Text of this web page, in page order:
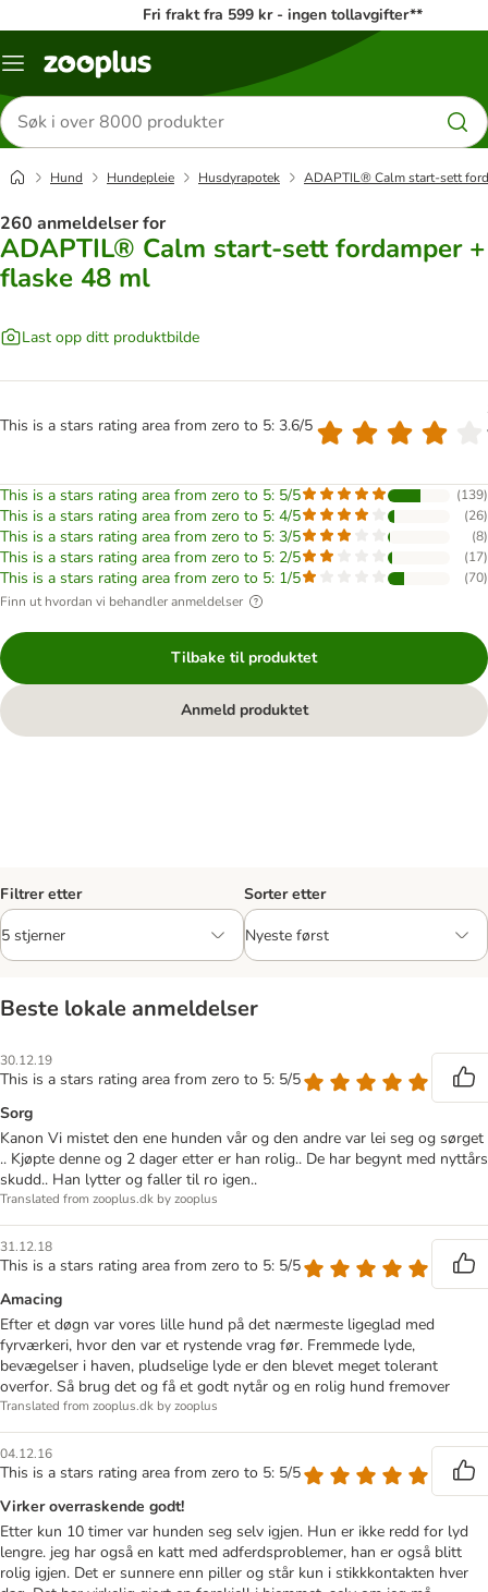
Fri frakt fra 599 kr - ingen tollavgifter**
Katalogmeny
Søk
etter
produkter
Hund Hundepleie Husdyrapotek ADAPTIL® Calm start-sett
260 anmeldelser for
ADAPTIL® Calm start-sett fordamper +
flaske 48 ml
Last opp ditt produktbilde
This is a stars rating area from zero to 5: 3.6/5
This is a stars rating area from zero to 5: 5/5 (139)
This is a stars rating area from zero to 5: 4/5 (26)
This is a stars rating area from zero to 5: 3/5 (8)
This is a stars rating area from zero to 5: 2/5 (17)
This is a stars rating area from zero to 5: 1/5 (70)
Finn ut hvordan vi behandler anmeldelser
Tilbake til produktet
Anmeld produktet
Filtrer etter Sorter etter
Beste lokale anmeldelser
30.12.19
This is a stars rating area from zero to 5: 5/5
Sorg
Kanon Vi mistet den ene hunden vår og den andre var lei seg og sørget
.. Kjøpte denne og 2 dager etter er han rolig.. De har begynt med nyttårs
skudd.. Han lytter og faller til ro igen..
Translated from zooplus.dk by zooplus
31.12.18
This is a stars rating area from zero to 5: 5/5
Amacing
Efter et døgn var vores lille hund på det nærmeste ligeglad med
fyrværkeri, hvor den var et rystende vrag før. Fremmede lyde,
bevægelser i haven, pludselige lyde er den blevet meget tolerant
overfor. Så brug det og få et godt nytår og en rolig hund fremover
Translated from zooplus.dk by zooplus
04.12.16
This is a stars rating area from zero to 5: 5/5
Virker overraskende godt!
Etter kun 10 timer var hunden seg selv igjen. Hun er ikke redd for lyd
lengre. jeg har også en katt med adferdsproblemer, han er også blitt
rolig igjen. Det er sunnere enn piller og står kun i stikkkontakten hver